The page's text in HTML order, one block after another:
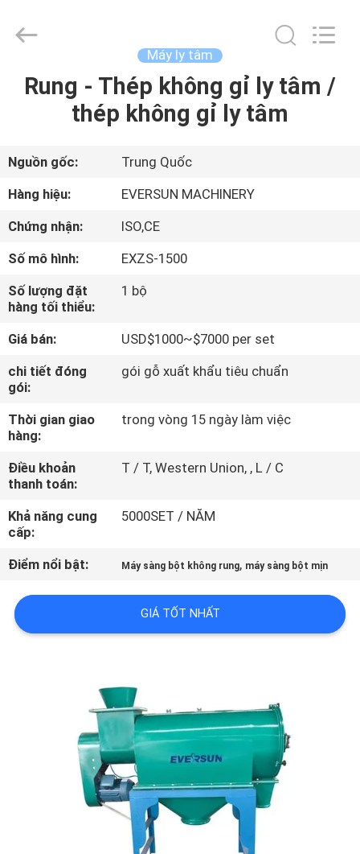
NHÀ
SẢN
PHẨM
DẪN
VR
VỀ
CHÚNG
THAM
QUAN
NHÀ
MÁY
KIỂM
SOÁT
CHẤT
Machinery
(Henan)
Reserved.
Máy ly tâm
Rung - Thép không gỉ ly tâm /
thép không gỉ ly tâm
Nguồn gốc:
Trung Quốc
Hàng hiệu:
EVERSUN MACHINERY
Chứng nhận:
ISO,CE
Số mô hình:
EXZS-1500
Số lượng đặt
hàng tối thiểu:
1 bộ
Giá bán:
USD$1000~$7000 per set
chi tiết đóng
gói:
gói gỗ xuất khẩu tiêu chuẩn
Thời gian giao
hàng:
trong vòng 15 ngày làm việc
Điều khoản
thanh toán:
T / T, Western Union, , L / C
Khả năng cung
cấp:
5000SET / NĂM
Điểm nổi bật: Máy sàng bột không rung, máy sàng bột mịn
GIÁ TỐT NHẤT